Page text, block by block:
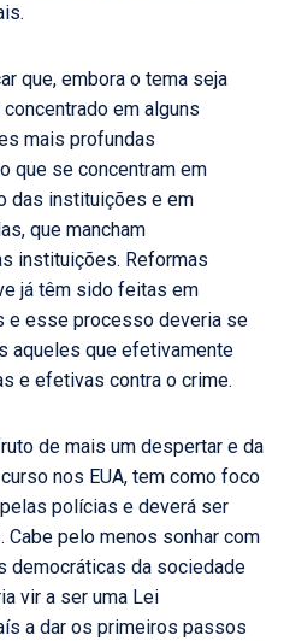
que, embora o tema seja
em alguns
mais profundas
que se concentram em
das instituições e em
que mancham
instituições. Reformas
já têm sido feitas em
e esse processo deveria se
aqueles que efetivamente
e efetivas contra o crime.
de mais um despertar e da
nos EUA, tem como foco
polícias e deverá ser
pelo menos sonhar com
democráticas da sociedade
vir a ser uma Lei
a dar os primeiros passos